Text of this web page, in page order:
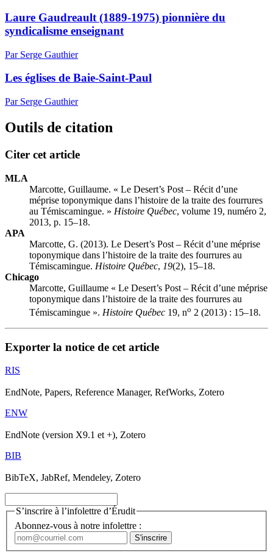
Laure Gaudreault (1889-1975) pionnière du
syndicalisme enseignant
Par Serge Gauthier
Les églises de Baie-Saint-Paul
Par Serge Gauthier
Outils de citation
Citer cet article
MLA
Marcotte, Guillaume. « Le Desert’s Post – Récit d’une
méprise toponymique dans l’histoire de la traite des fourrures
au Témiscamingue. » Histoire Québec, volume 19, numéro 2,
2013, p. 15–18.
APA
Marcotte, G. (2013). Le Desert’s Post – Récit d’une méprise
toponymique dans l’histoire de la traite des fourrures au
Témiscamingue. Histoire Québec, 19(2), 15–18.
Chicago
Marcotte, Guillaume « Le Desert’s Post – Récit d’une méprise
toponymique dans l’histoire de la traite des fourrures au
Témiscamingue ». Histoire Québec 19, no 2 (2013) : 15–18.
Exporter la notice de cet article
RIS
EndNote, Papers, Reference Manager, RefWorks, Zotero
ENW
EndNote (version X9.1 et +), Zotero
BIB
BibTeX, JabRef, Mendeley, Zotero
S’inscrire à l’infolettre d’Érudit
Abonnez-vous à notre infolettre :